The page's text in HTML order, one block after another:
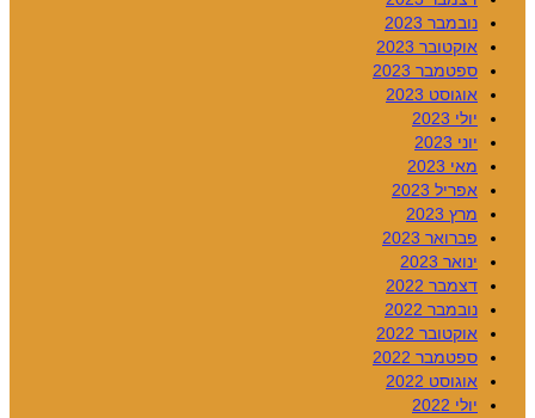
נובמבר 2023
אוקטובר 2023
ספטמבר 2023
אוגוסט 2023
יולי 2023
יוני 2023
מאי 2023
אפריל 2023
מרץ 2023
פברואר 2023
ינואר 2023
דצמבר 2022
נובמבר 2022
אוקטובר 2022
ספטמבר 2022
אוגוסט 2022
יולי 2022